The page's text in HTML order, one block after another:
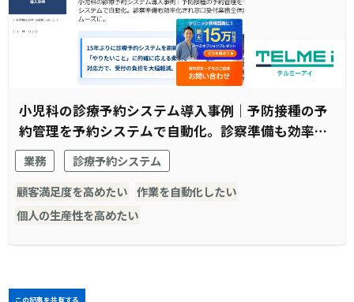
小児科の診療予約システム導入事例｜予防接種の予
約管理を予約システムで自動化。診察準備も効率化
され窓口受付業務全体がスムーズに。
業務
診療予約システム
顧客満足度を高めたい 作業を自動化したい
個人の生産性を高めたい